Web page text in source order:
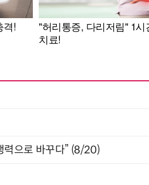
력으로 바꾸다” (8/20)